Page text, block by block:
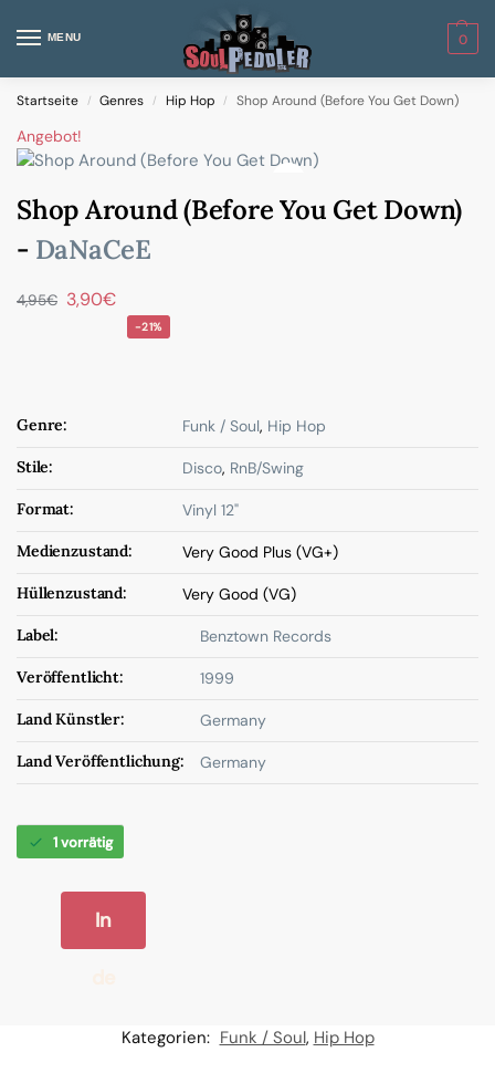
MENU 0
Startseite / Genres / Hip Hop / Shop Around (Before You Get Down)
Angebot!
Shop Around (Before You Get Down)
- DaNaCeE
4,95€ 3,90€
-21%
Genre: Funk / Soul, Hip Hop
Stile: Disco, RnB/Swing
Format: Vinyl 12"
Medienzustand: Very Good Plus (VG+)
Hüllenzustand: Very Good (VG)
Label: Benztown Records
Veröffentlicht: 1999
Land Künstler: Germany
Land Veröffentlichung: Germany
1 vorrätig
In
Kategorien: Funk / Soul, Hip Hop